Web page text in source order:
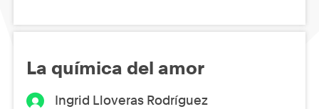
La química del amor
Ingrid Lloveras Rodríguez